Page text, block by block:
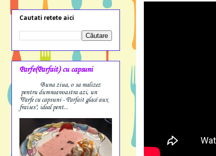
Cautati retete aici
Parfe(Parfait) cu capsuni
Buna ziua, o sa realizez
pentru dumneavoastra azi, un
"Parfe cu capsuni - Parfait glacé aux
fraises", ideal pent...